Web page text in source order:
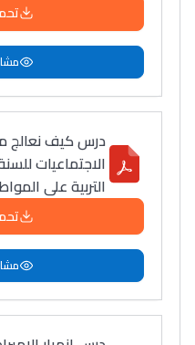
باش تقدر تساعد
يلقاو التوازن من
ومن الخارج، بشرى
أمسكين بنات مسارها
خطوة بخطوة -
القراية و الخدمة
تقويم البصر مع
مريم الزواكي
مسار عبد العزيز
المبدع فمجال
درس كيف نعالج
الاجتماعيات
التربية على